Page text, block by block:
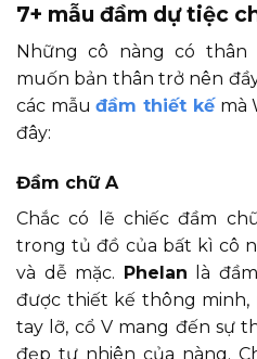
7+ mẫu đầm dự tiệc
Những cô nàng có thân
muốn bản thân trở nên
các mẫuđầm thiết kếmà
đây:
Đầm chữ A
Chắc có lẽ chiếc đầm
trong tủ đồ của bất kì cô
và dễ mặc. Phelan là
được thiết kế thông minh,
tay lỡ, cổ V mang đến sự
đẹp tự nhiên của nàng.